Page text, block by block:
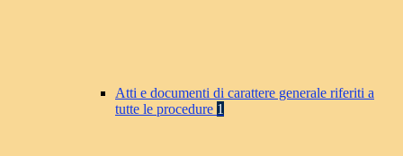
Atti e documenti di carattere generale riferiti a
tutte le procedure 1